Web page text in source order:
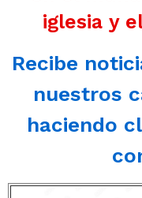
iglesia y
Recibe
nuestros
haciendo